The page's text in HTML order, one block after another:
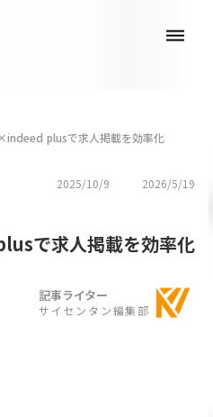
dehaze
plusで求人掲載を効率化
2025/10/9
2026/5/19
で求人掲載を効率化
記事ライター
サイセンタン編集部